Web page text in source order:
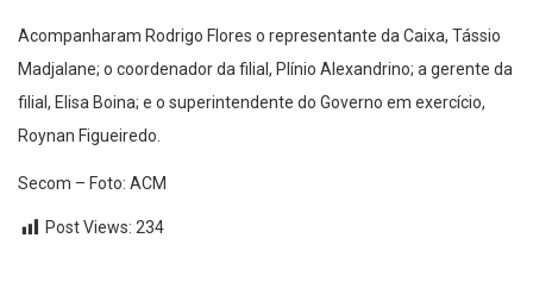
Acompanharam Rodrigo Flores o representante da Caixa, Tássio
Madjalane; o coordenador da filial, Plínio Alexandrino; a gerente da
filial, Elisa Boina; e o superintendente do Governo em exercício,
Roynan Figueiredo.
Secom – Foto: ACM
Post Views: 234